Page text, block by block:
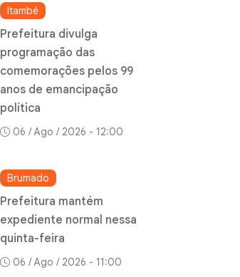
Itambé
Prefeitura divulga
programação das
comemorações pelos 99
anos de emancipação
política
06 / Ago / 2026 - 12:00
Brumado
Prefeitura mantém
expediente normal nessa
quinta-feira
06 / Ago / 2026 - 11:00